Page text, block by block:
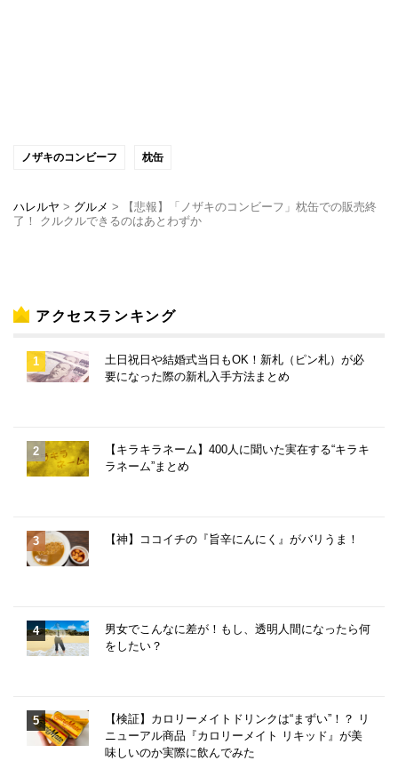
ノザキのコンビーフ 枕缶
ハレルヤ > グルメ >
【悲報】「ノザキのコンビーフ」枕缶での販売終
了！ クルクルできるのはあとわずか
アクセスランキング
土日祝日や結婚式当日もOK！新札（ピン札）が必
要になった際の新札入手方法まとめ
【キラキラネーム】400人に聞いた実在する“キラキ
ラネーム”まとめ
【神】ココイチの『旨辛にんにく』がバリうま！
男女でこんなに差が！もし、透明人間になったら何
をしたい？
【検証】カロリーメイトドリンクは“まずい”！？ リ
ニューアル商品『カロリーメイト リキッド』が美
味しいのか実際に飲んでみた